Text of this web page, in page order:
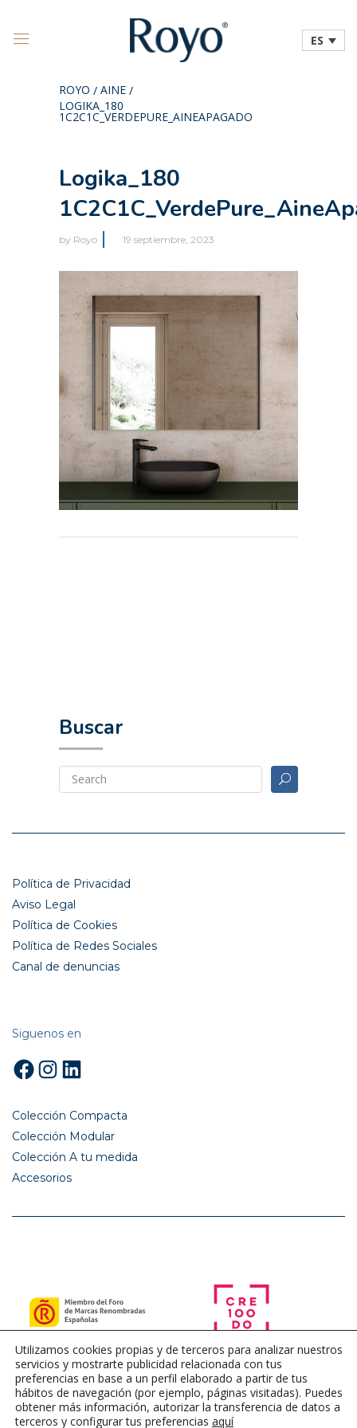
ES
ROYO / AINE /
LOGIKA_180
1C2C1C_VERDEPURE_AINEAPAGADO
Logika_180
by Royo 19 septiembre, 2023
Buscar
Política de Privacidad
Aviso Legal
Política de Cookies
Política de Redes Sociales
Canal de denuncias
Siguenos en
Facebook
Instagram
LinkedIn
Colección Compacta
Colección Modular
Colección A tu medida
Accesorios
Utilizamos cookies propias y de terceros para analizar nuestros
servicios y mostrarte publicidad relacionada con tus
preferencias en base a un perfil elaborado a partir de tus
hábitos de navegación (por ejemplo, páginas visitadas). Puedes
obtener más información, autorizar la transferencia de datos a
terceros y configurar tus preferencias aquí